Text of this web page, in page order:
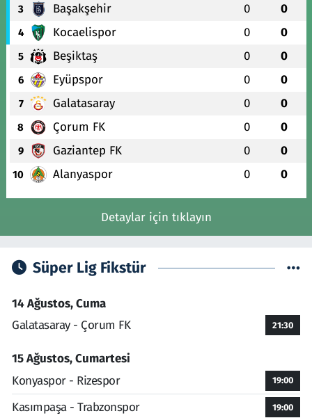
3 Başakşehir 0 0
4 Kocaelispor 0 0
5 Beşiktaş 0 0
6 Eyüpspor 0 0
7 Galatasaray 0 0
8 Çorum FK 0 0
9 Gaziantep FK 0 0
10 Alanyaspor 0 0
Detaylar için tıklayın
Süper Lig Fikstür
14 Ağustos, Cuma
Galatasaray - Çorum FK
21:30
15 Ağustos, Cumartesi
Konyaspor - Rizespor
19:00
Kasımpaşa - Trabzonspor 19:00